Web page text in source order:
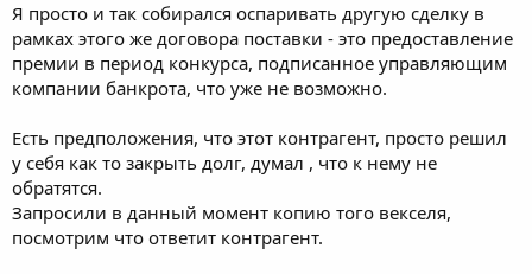
Я просто и так собирался оспаривать другую сделку в
рамках этого же договора поставки - это предоставление
премии в период конкурса, подписанное управляющим
компании банкрота, что уже не возможно.
Есть предположения, что этот контрагент, просто решил
у себя как то закрыть долг, думал , что к нему не
обратятся.
Запросили в данный момент копию того векселя,
посмотрим что ответит контрагент.